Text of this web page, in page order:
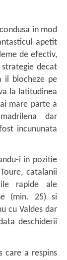
in mod
apetit
de efectiv,
decat
il blocheze pe
la latitudinea
mare parte a
dar
incununata
i in pozitie
catalanii
rapide ale
(min. 25) si
cu Valdes dar
deschiderii
care a respins